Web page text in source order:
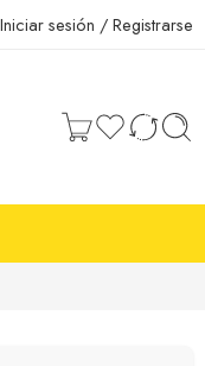
Iniciar sesión / Registrarse